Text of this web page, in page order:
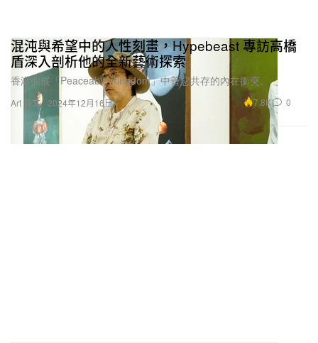
Art 藝文
混沌與希望中的人性刻畫，Hypebeast 專訪高橋
盾深入剖析他的全新藝術探索
香港個展「Peaceable Kingdom」中善惡共存的內在衝突。
2024年12月16日 7.8K 0